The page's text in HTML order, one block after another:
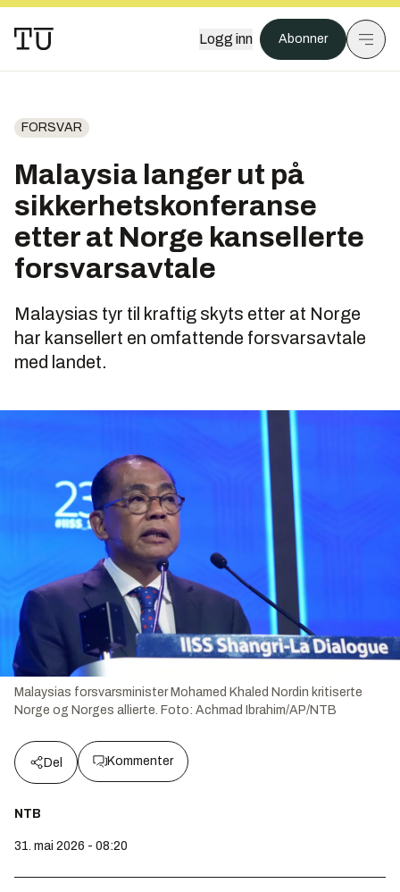
Logg inn Abonner
FORSVAR
Malaysia langer ut på
sikkerhetskonferanse
etter at Norge kansellerte
forsvarsavtale
Malaysias tyr til kraftig skyts etter at Norge
har kansellert en omfattende forsvarsavtale
med landet.
Malaysias forsvarsminister Mohamed Khaled Nordin kritiserte
Norge og Norges allierte. Foto: Achmad Ibrahim/AP/NTB
Del Kommenter
NTB
31. mai 2026 - 08:20